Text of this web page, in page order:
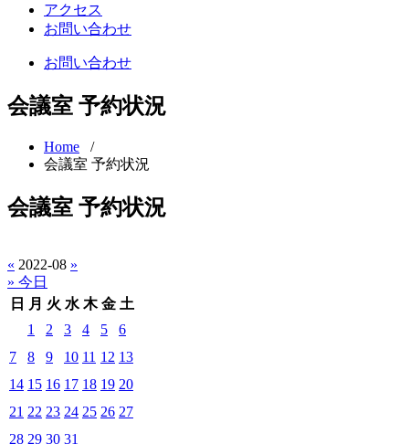
アクセス
お問い合わせ
お問い合わせ
会議室 予約状況
Home /
会議室 予約状況
会議室 予約状況
« 2022-08 »
» 今日
日
月 火 水 木 金 土
1
2 3 4 5
6
7
8 9 10 11 12 13
14 15 16 17 18 19 20
21 22 23 24 25 26 27
28 29 30 31